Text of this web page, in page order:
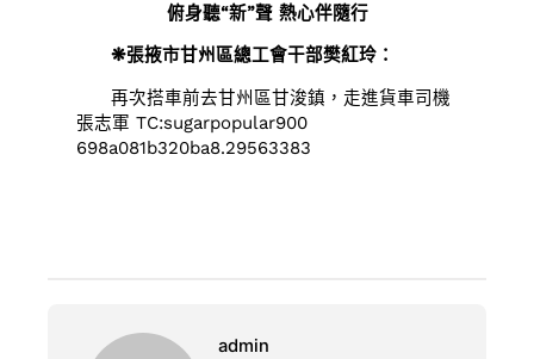
俯身聽“新”聲 熱心伴隨行
❋張掖市甘州區總工會干部樊紅玲：
再次搭車前去甘州區甘浚鎮，走進貨車司機
張志軍 TC:sugarpopular900
698a081b320ba8.29563383
admin